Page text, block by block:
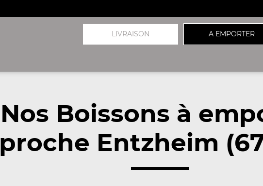
LIVRAISON A EMPORTER
Nos Boissons à
proche Entzheim